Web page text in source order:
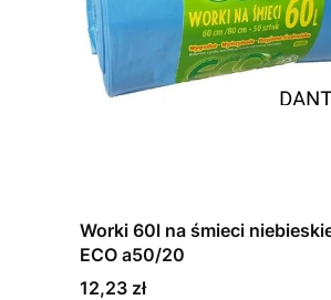
Worki 60l na śmieci
ECO a50/20
Cena
12,23 zł